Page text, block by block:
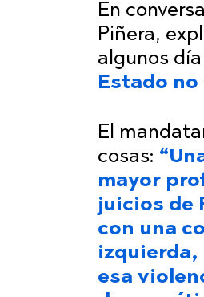
En
Piñera,
algunos día
Estado
El
cosas:
mayor
juicios de
con una
izquierda,
esa